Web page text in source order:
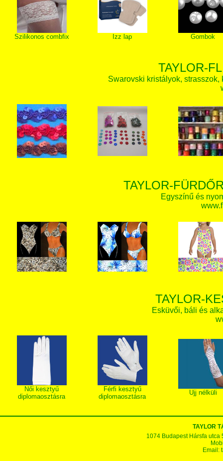
Szilikonos combfix Izz lap Gombok
TAYLOR-
Swarovski kristályok,
TAYLOR-
Egyszínű és
TAYLOR-
Esküvői, báli és
Női kesztyű
diplomaosztásra
Férfi kesztyű
diplomaosztásra
Ujj nélküli
TAYLOR
1074 Budapest Hársfa utca
Email: